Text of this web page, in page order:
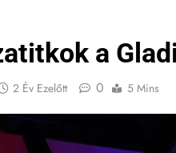
a
2 Év Ezelőtt 0 5 Mins